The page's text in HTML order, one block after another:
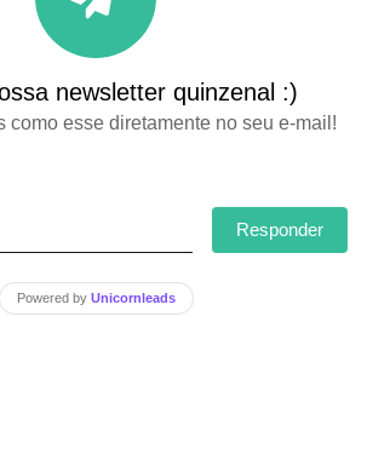
newsletter quinzenal :)
como esse diretamente no seu e-mail!
Responder
Powered by Unicornleads